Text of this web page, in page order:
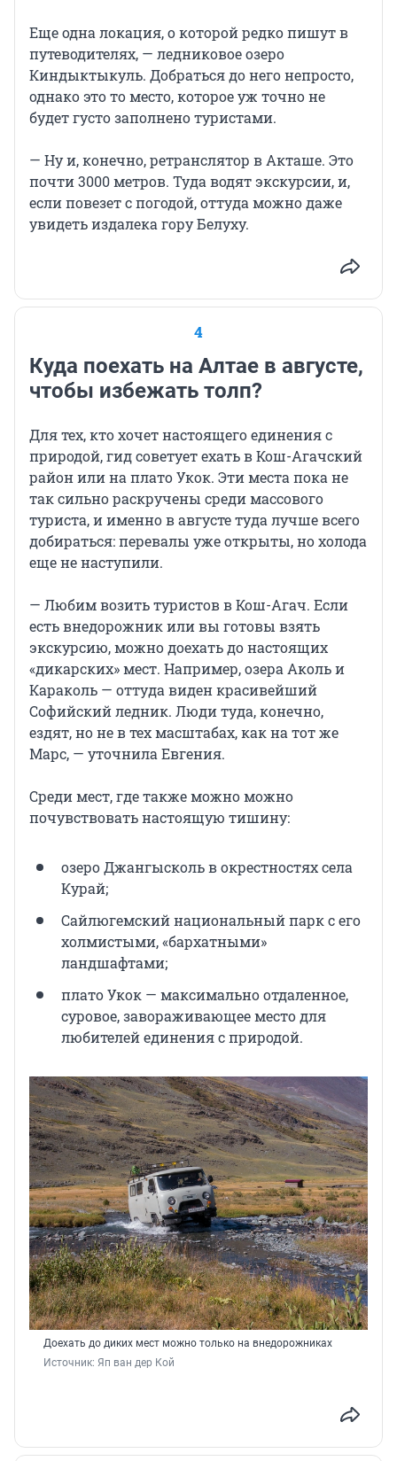
Еще одна локация, о которой редко пишут в
путеводителях, — ледниковое озеро
Киндыктыкуль. Добраться до него непросто,
однако это то место, которое уж точно не
будет густо заполнено туристами.
— Ну и, конечно, ретранслятор в Акташе. Это
почти 3000 метров. Туда водят экскурсии, и,
если повезет с погодой, оттуда можно даже
увидеть издалека гору Белуху.
4
Куда поехать на Алтае в августе,
чтобы избежать толп?
Для тех, кто хочет настоящего единения с
природой, гид советует ехать в Кош-Агачский
район или на плато Укок. Эти места пока не
так сильно раскручены среди массового
туриста, и именно в августе туда лучше всего
добираться: перевалы уже открыты, но холода
еще не наступили.
— Любим возить туристов в Кош-Агач. Если
есть внедорожник или вы готовы взять
экскурсию, можно доехать до настоящих
«дикарских» мест. Например, озера Аколь и
Караколь — оттуда виден красивейший
Софийский ледник. Люди туда, конечно,
ездят, но не в тех масштабах, как на тот же
Марс, — уточнила Евгения.
Среди мест, где также можно можно
почувствовать настоящую тишину:
озеро Джангысколь в окрестностях села
Курай;
Сайлюгемский национальный парк с его
холмистыми, «бархатными»
ландшафтами;
плато Укок — максимально отдаленное,
суровое, завораживающее место для
любителей единения с природой.
Доехать до диких мест можно только на внедорожниках
Источник: Яп ван дер Кой